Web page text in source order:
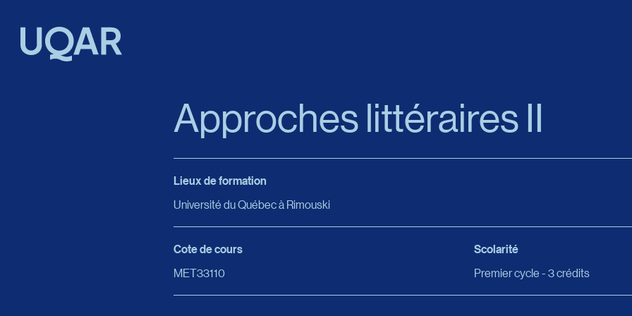
Approches littéraires II
Lieux de formation
Université du Québec à Rimouski
Cote de cours
MET33110
Scolarité
Premier cycle - 3 crédits